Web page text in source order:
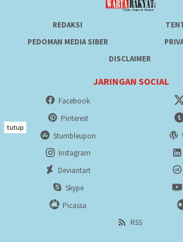
REDAKSI
PEDOMAN MEDIA SIBER
DISCLAIMER
JARINGAN SOCIAL
Facebook
Pinterest
Stumbleupon
Instagram
Deviantart
Skype
Picassa
RSS
tutup